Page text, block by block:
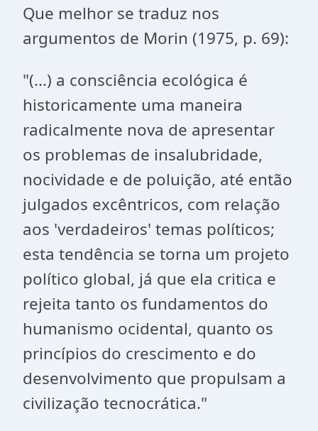
Que melhor se traduz nos
argumentos de Morin (1975, p. 69):
"(...) a consciência ecológica é
historicamente uma maneira
radicalmente nova de apresentar
os problemas de insalubridade,
nocividade e de poluição, até então
julgados excêntricos, com relação
aos 'verdadeiros' temas políticos;
esta tendência se torna um projeto
político global, já que ela critica e
rejeita tanto os fundamentos do
humanismo ocidental, quanto os
princípios do crescimento e do
desenvolvimento que propulsam a
civilização tecnocrática."